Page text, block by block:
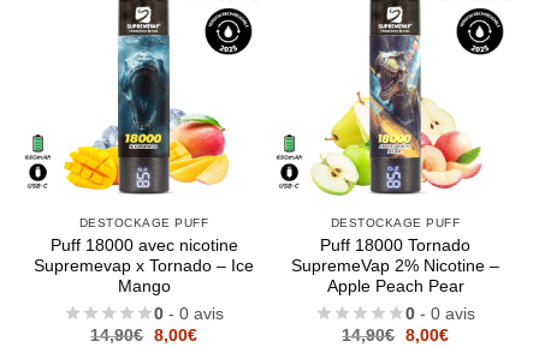
DESTOCKAGE PUFF
Puff 18000 avec nicotine
Supremevap x Tornado – Ice
Mango
0 - 0 avis
14,90€ Le
8,00€Le
DESTOCKAGE PUFF
Puff 18000 Tornado
SupremeVap 2% Nicotine –
Apple Peach Pear
0 - 0 avis
14,90€ Le
8,00€Le